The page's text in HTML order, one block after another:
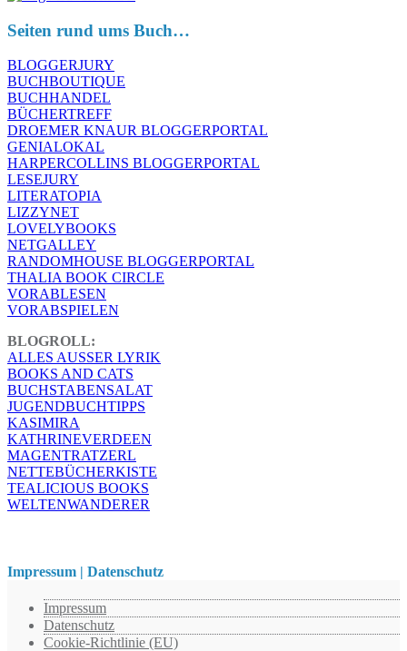
Seiten rund ums Buch…
BLOGGERJURY
BUCHBOUTIQUE
BUCHHANDEL
BÜCHERTREFF
DROEMER KNAUR BLOGGERPORTAL
GENIALOKAL
HARPERCOLLINS BLOGGERPORTAL
LESEJURY
LITERATOPIA
LIZZYNET
LOVELYBOOKS
NETGALLEY
RANDOMHOUSE BLOGGERPORTAL
THALIA BOOK CIRCLE
VORABLESEN
VORABSPIELEN
BLOGROLL:
ALLES AUSSER LYRIK
BOOKS AND CATS
BUCHSTABENSALAT
JUGENDBUCHTIPPS
KASIMIRA
KATHRINEVERDEEN
MAGENTRATZERL
NETTEBÜCHERKISTE
TEALICIOUS BOOKS
WELTENWANDERER
Impressum | Datenschutz
Impressum
Datenschutz
Cookie-Richtlinie (EU)